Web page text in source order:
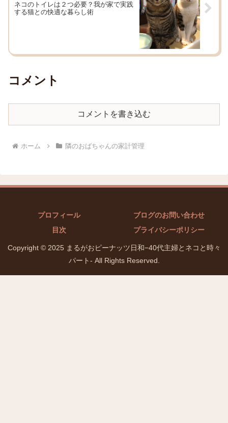
ネコのトイレは２つ必要？我が家で実践
する猫との快適な暮らし術
コメント
コメントを書き込む
ホーム 隣のおばちゃんの家計管理
プロフィール
ブログのお問い合わせ
目次
プライバシーポリシー
Copyright © 2025 まるがおピーナッツ日和−40代主婦とネコと時々
パート- All Rights Reserved.